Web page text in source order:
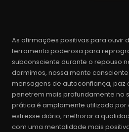
As afirmações positivas para ouvir
ferramenta poderosa para
subconsciente durante o repouso
dormimos, nossa mente
mensagens de autoconfiança, paz
penetrem mais profundamente no
prática é amplamente utilizada por
estresse diário, melhorar a
com uma mentalidade mais